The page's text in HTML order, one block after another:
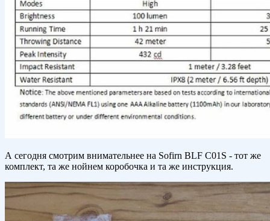
А сегодня смотрим внимательнее на Sofirn BLF C01S - тот же
комплект, та же нойнем коробочка и та же инструкция.